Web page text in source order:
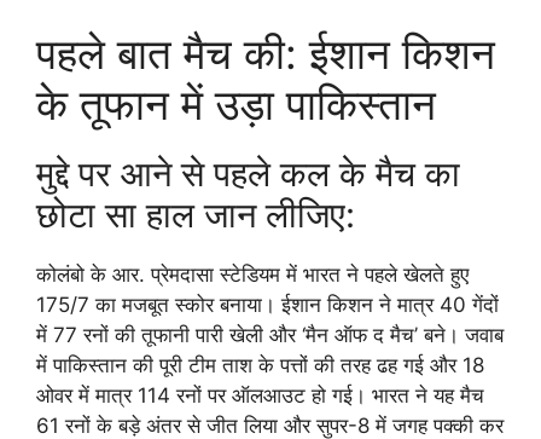
पहले बात मैच की: ईशान किशन
के तूफान में उड़ा पाकिस्तान
मुद्दे पर आने से पहले कल के मैच का
छोटा सा हाल जान लीजिए:
कोलंबो के आर. प्रेमदासा स्टेडियम में भारत ने पहले खेलते हुए
175/7 का मजबूत स्कोर बनाया। ईशान किशन ने मात्र 40 गेंदों
में 77 रनों की तूफानी पारी खेली और ‘मैन ऑफ द मैच’ बने। जवाब
में पाकिस्तान की पूरी टीम ताश के पत्तों की तरह ढह गई और 18
ओवर में मात्र 114 रनों पर ऑलआउट हो गई। भारत ने यह मैच
61 रनों के बड़े अंतर से जीत लिया और सुपर-8 में जगह पक्की कर